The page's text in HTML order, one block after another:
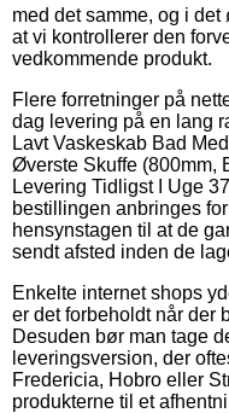
med det samme, og i
at vi kontrollerer den
vedkommende produkt.
Flere forretninger på
dag levering på en lang
Lavt Vaskeskab Bad
Øverste Skuffe (800mm,
Levering Tidligst I Uge
bestillingen anbringes
hensynstagen til at de
sendt afsted inden de
Enkelte internet shops
er det forbeholdt når der
Desuden bør man tage
leveringsversion, der
Fredericia, Hobro eller
produkterne til et